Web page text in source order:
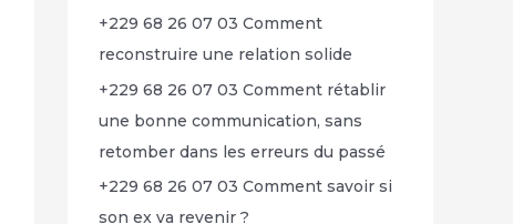
+229 68 26 07 03 Comment
reconstruire une relation solide
+229 68 26 07 03 Comment rétablir
une bonne communication, sans
retomber dans les erreurs du passé
+229 68 26 07 03 Comment savoir si
son ex va revenir ?